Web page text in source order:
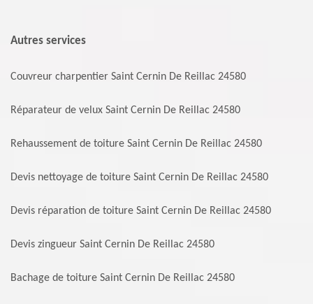
Autres services
Couvreur charpentier Saint Cernin De Reillac 24580
Réparateur de velux Saint Cernin De Reillac 24580
Rehaussement de toiture Saint Cernin De Reillac 24580
Devis nettoyage de toiture Saint Cernin De Reillac 24580
Devis réparation de toiture Saint Cernin De Reillac 24580
Devis zingueur Saint Cernin De Reillac 24580
Bachage de toiture Saint Cernin De Reillac 24580